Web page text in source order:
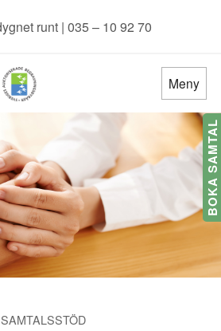
runt | 035 – 10 92 70
Meny
SAMTALSSTÖD
BOKA SAMTAL